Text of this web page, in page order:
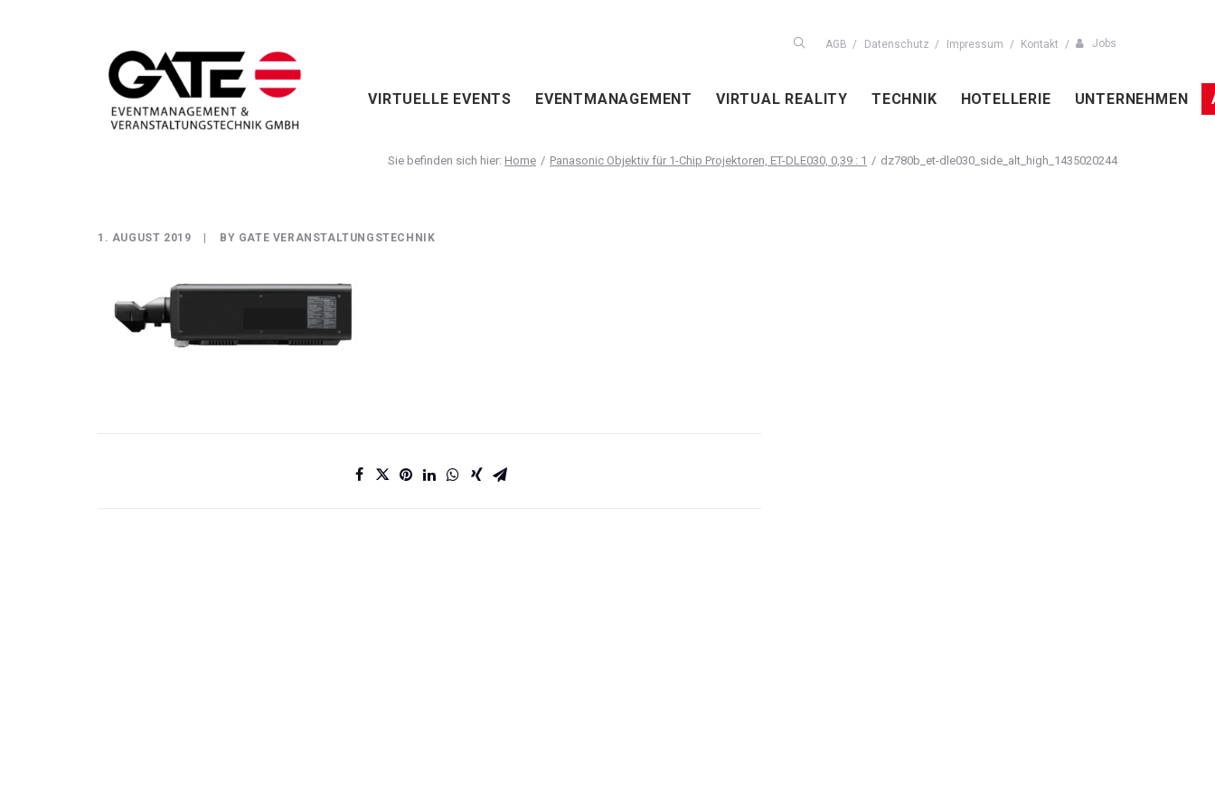
AGB Datenschutz Impressum Kontakt Jobs
VIRTUELLE EVENTS EVENTMANAGEMENT VIRTUAL REALITY TECHNIK HOTELLERIE UNTERNEHMEN
Home Panasonic Objektiv für 1-Chip Projektoren, ET-DLE030, 0,39 : 1 dz780b_et-dle030_side_alt_high_1435020244
1. AUGUST 2019 BY GATE VERANSTALTUNGSTECHNIK